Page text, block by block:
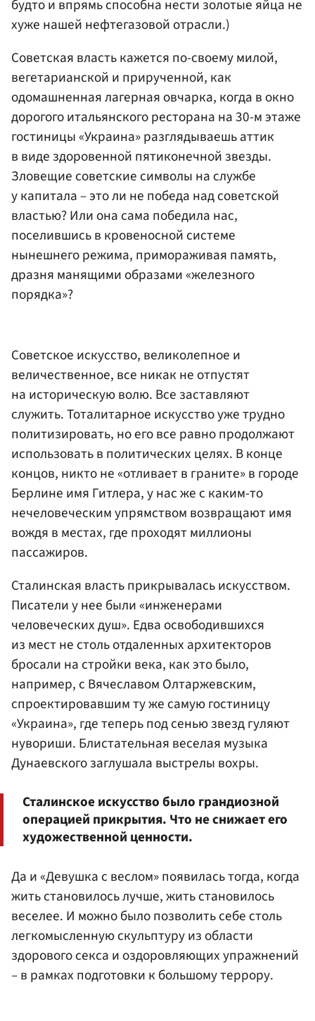
будто и впрямь способна нести золотые яйца не
хуже нашей нефтегазовой отрасли.)
Советская власть кажется по-своему милой,
вегетарианской и прирученной, как
одомашненная лагерная овчарка, когда в окно
дорогого итальянского ресторана на 30-м этаже
гостиницы «Украина» разглядываешь аттик
в виде здоровенной пятиконечной звезды.
Зловещие советские символы на службе
у капитала – это ли не победа над советской
властью? Или она сама победила нас,
поселившись в кровеносной системе
нынешнего режима, примораживая память,
дразня манящими образами «железного
порядка»?
Советское искусство, великолепное и
величественное, все никак не отпустят
на историческую волю. Все заставляют
служить. Тоталитарное искусство уже трудно
политизировать, но его все равно продолжают
использовать в политических целях. В конце
концов, никто не «отливает в граните» в городе
Берлине имя Гитлера, у нас же с каким-то
нечеловеческим упрямством возвращают имя
вождя в местах, где проходят миллионы
пассажиров.
Сталинская власть прикрывалась искусством.
Писатели у нее были «инженерами
человеческих душ». Едва освободившихся
из мест не столь отдаленных архитекторов
бросали на стройки века, как это было,
например, с Вячеславом Олтаржевским,
спроектировавшим ту же самую гостиницу
«Украина», где теперь под сенью звезд гуляют
нувориши. Блистательная веселая музыка
Дунаевского заглушала выстрелы вохры.
Сталинское искусство было грандиозной
операцией прикрытия. Что не снижает его
художественной ценности.
Да и «Девушка с веслом» появилась тогда, когда
жить становилось лучше, жить становилось
веселее. И можно было позволить себе столь
легкомысленную скульптуру из области
здорового секса и оздоровляющих упражнений
– в рамках подготовки к большому террору.